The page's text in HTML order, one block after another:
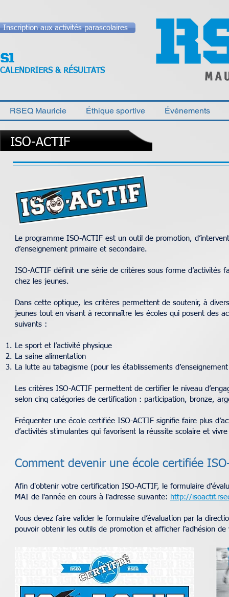
Inscription aux activités parascolaires
CALENDRIERS & RÉSULTATS
Le programme ISO-ACTIF est un outil de promotion,
d’enseignement primaire et secondaire.
ISO-ACTIF définit une série de critères sous forme d’activités
chez les jeunes.
Dans cette optique, les critères permettent de soutenir, à
jeunes tout en visant à reconnaître les écoles qui posent des
suivants :
Le sport et l’activité physique
La saine alimentation
La lutte au tabagisme (pour les établissements
Les critères ISO-ACTIF permettent de certifier le niveau
selon cinq catégories de certification : participation, bronze,
Fréquenter une école certifiée ISO-ACTIF signifie faire plus
d’activités stimulantes qui favorisent la réussite scolaire et
Comment devenir une école certifiée
Afin d'obtenir votre certification ISO-ACTIF, le formulaire
MAI de l'année en cours à l'adresse suivante: http://
Vous devez faire valider le formulaire d’évaluation par la
pouvoir obtenir les outils de promotion et afficher l’adhésion
ISO-ACTIF
RSEQ Mauricie Éthique sportive Événements